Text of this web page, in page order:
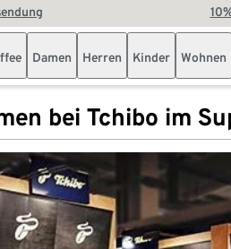
Damen Herren Kinder Wohnen
bei Tchibo im